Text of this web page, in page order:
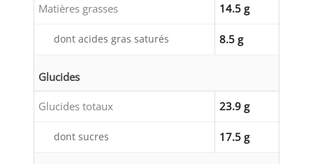
Matières grasses 14.5 g
dont acides gras saturés 8.5 g
Glucides
Glucides totaux 23.9 g
dont sucres 17.5 g